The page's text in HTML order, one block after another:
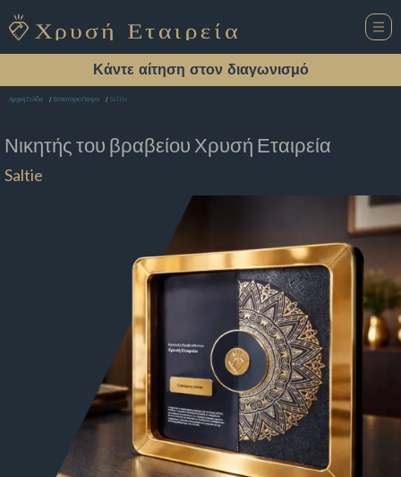
Κάντε αίτηση στον διαγωνισμό
Αρχική Σελίδα Εστιατόριο Πατρα Saltie
Νικητής του βραβείου Χρυσή Εταιρεία
Saltie